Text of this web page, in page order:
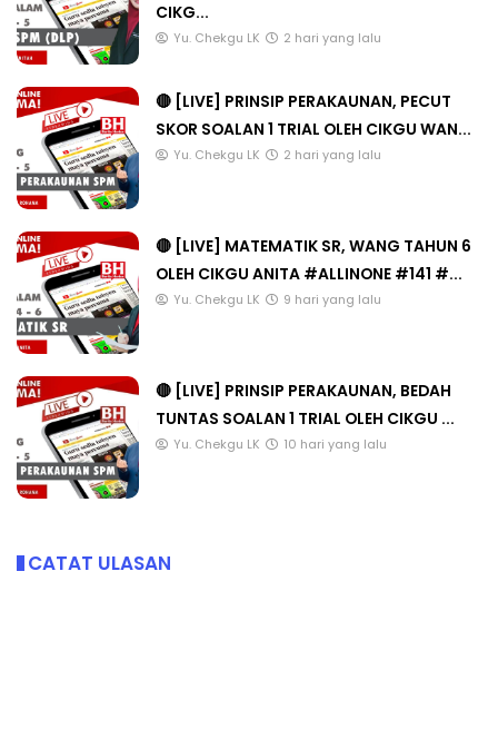
CIKG...
Yu. Chekgu LK 2 hari yang lalu
🔴 [LIVE] PRINSIP PERAKAUNAN, PECUT
SKOR SOALAN 1 TRIAL OLEH CIKGU WAN...
Yu. Chekgu LK 2 hari yang lalu
🔴 [LIVE] MATEMATIK SR, WANG TAHUN 6
OLEH CIKGU ANITA #ALLINONE #141 #...
Yu. Chekgu LK 9 hari yang lalu
🔴 [LIVE] PRINSIP PERAKAUNAN, BEDAH
TUNTAS SOALAN 1 TRIAL OLEH CIKGU ...
Yu. Chekgu LK 10 hari yang lalu
CATAT ULASAN